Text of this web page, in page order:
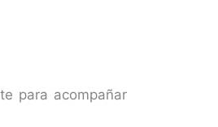
para acompañar